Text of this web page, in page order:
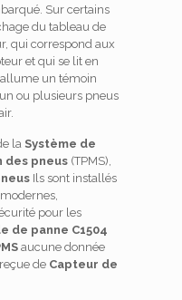
Sur certains
du tableau de
qui correspond aux
et qui se lit en
un témoin
ou plusieurs pneus
la Système de
des pneus(TPMS),
Ils sont installés
pour les
de panne C1504
aucune donnée
de Capteur de